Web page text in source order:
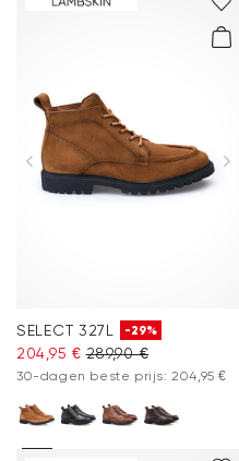
SELECT 327L -29%
204,95 € 289,90 €
30-dagen beste prijs: 204,95 €